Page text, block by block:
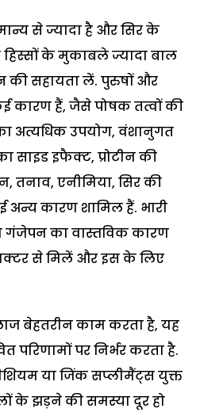
से ज्यादा है और सिर के
के मुकाबले ज्यादा बाल
की सहायता लें. पुरुषों और
हैं, जैसे पोषक तत्वों की
अत्यधिक उपयोग, वंशानुगत
साइड इफैक्ट, प्रोटीन की
तनाव, एनीमिया, सिर की
कारण शामिल हैं. भारी
गंजेपन का वास्तविक कारण
से मिलें और इस के लिए
बेहतरीन काम करता है, यह
पर निर्भर करता है.
या जिंक सप्लीमैंट्स युक्त
के झड़ने की समस्या दूर हो